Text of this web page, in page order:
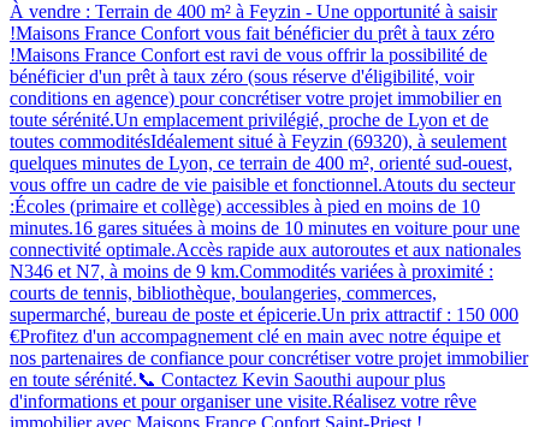
À vendre : Terrain de 400 m² à Feyzin - Une opportunité à saisir
!Maisons France Confort vous fait bénéficier du prêt à taux zéro
!Maisons France Confort est ravi de vous offrir la possibilité de
bénéficier d'un prêt à taux zéro (sous réserve d'éligibilité, voir
conditions en agence) pour concrétiser votre projet immobilier en
toute sérénité.Un emplacement privilégié, proche de Lyon et de
toutes commoditésIdéalement situé à Feyzin (69320), à seulement
quelques minutes de Lyon, ce terrain de 400 m², orienté sud-ouest,
vous offre un cadre de vie paisible et fonctionnel.Atouts du secteur
:Écoles (primaire et collège) accessibles à pied en moins de 10
minutes.16 gares situées à moins de 10 minutes en voiture pour une
connectivité optimale.Accès rapide aux autoroutes et aux nationales
N346 et N7, à moins de 9 km.Commodités variées à proximité :
courts de tennis, bibliothèque, boulangeries, commerces,
supermarché, bureau de poste et épicerie.Un prix attractif : 150 000
€Profitez d'un accompagnement clé en main avec notre équipe et
nos partenaires de confiance pour concrétiser votre projet immobilier
en toute sérénité.📞 Contactez Kevin Saouthi aupour plus
d'informations et pour organiser une visite.Réalisez votre rêve